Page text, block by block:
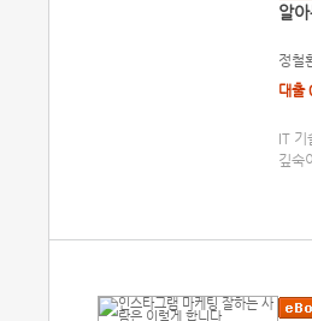
알
정철
대출
IT 기
깊숙